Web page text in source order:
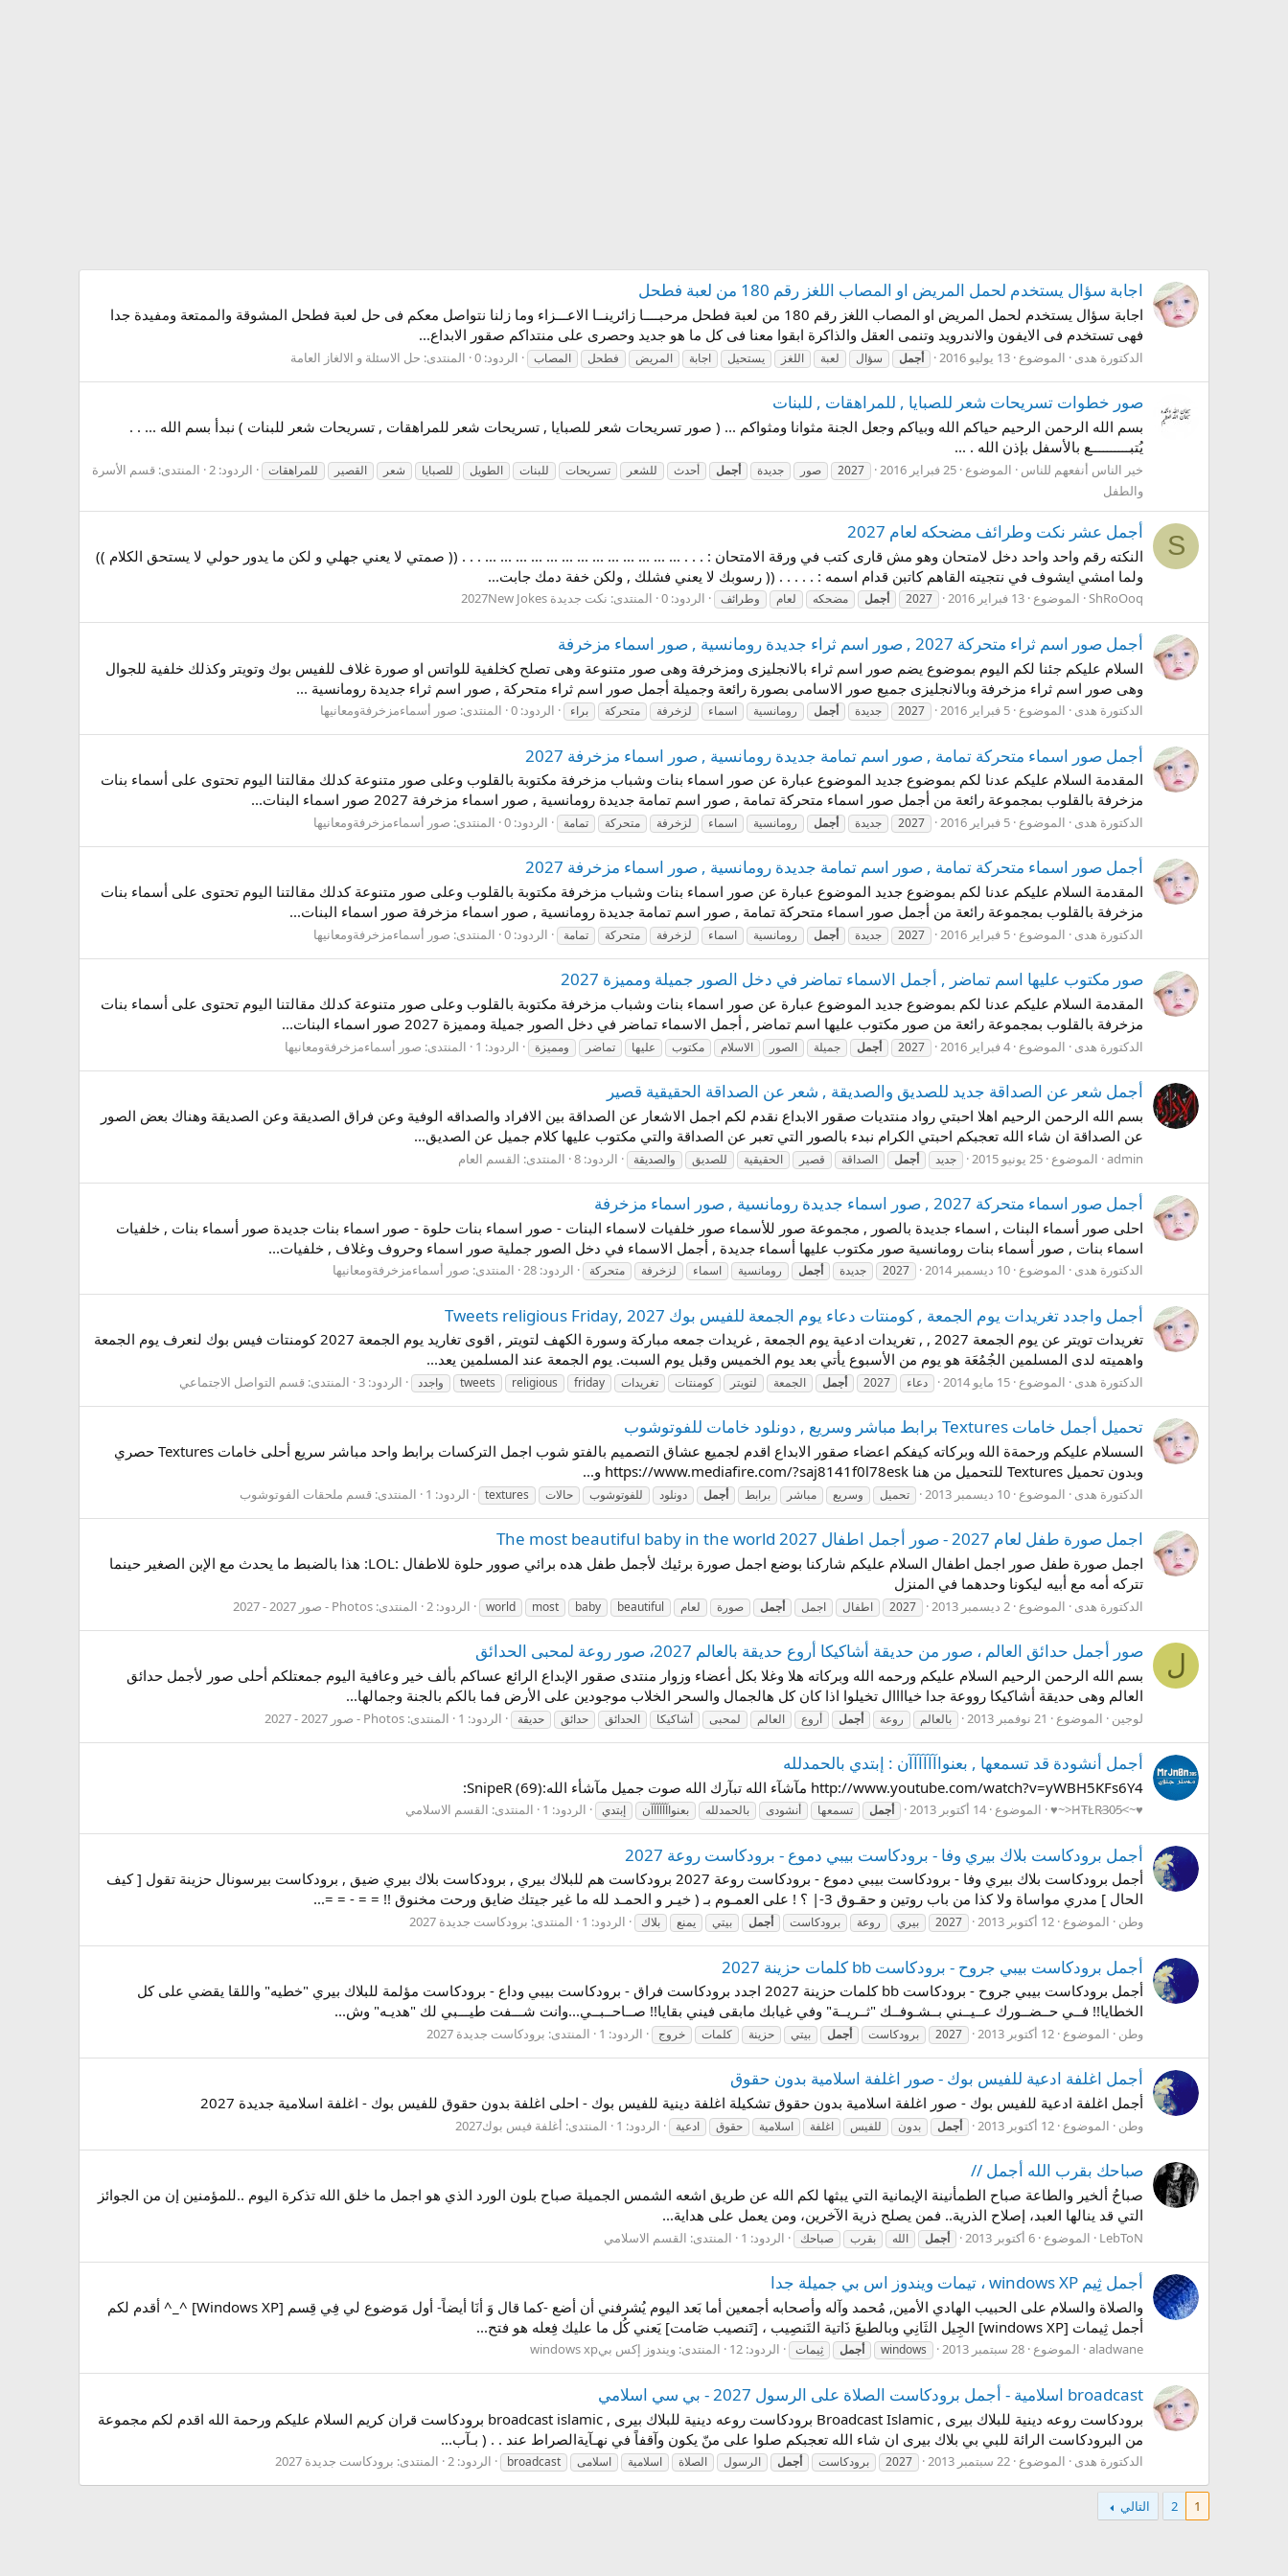
اجابة سؤال يستخدم لحمل المريض او المصاب اللغز رقم 180 من لعبة فطحل
اجابة سؤال يستخدم لحمل المريض او المصاب اللغز رقم 180 من لعبة فطحل مرحبــــا زائرينــا الاعـــزاء وما زلنا نتواصل معكم فى حل لعبة فطحل المشوقة والممتعة ومفيدة جدا
فهى تستخدم فى الايفون والاندرويد وتنمى العقل والذاكرة ابقوا معنا فى كل ما هو جديد وحصرى على منتداكم صقور الابداع...
الدكتورة هدى الموضوع 13 يوليو 2016 أجمل سؤال لعبة اللغز يستحيل اجابة المريض فطحل المصاب الردود: 0 المنتدى: حل الاسئلة و الالغاز العامة
صور خطوات تسريحات شعر للصبايا , للمراهقات , للبنات
بسم الله الرحمن الرحيم حياكم الله وبياكم وجعل الجنة مثوانا ومثواكم ... ( صور تسريحات شعر للصبايا , تسريحات شعر للمراهقات , تسريحات شعر للبنات ) نبدأ بسم الله ... . .
يُتبــــــــــع بالأسفل بإذن الله . ...
خير الناس أنفعهم للناس الموضوع 25 فبراير 2016 2027 صور جديدة أجمل أحدث للشعر تسريحات للبنات الطويل للصبايا شعر القصير للمراهقات الردود: 2 المنتدى: قسم الأسرة
والطفل
S أجمل عشر نكت وطرائف مضحكه لعام 2027
النكته رقم واحد واحد دخل لامتحان وهو مش قارى كتب في ورقة الامتحان : . . . ... ... ... ... ... ... ... ... ... ... ... ... ... . . . (( صمتي لا يعني جهلي و لكن ما يدور حولي لا يستحق الكلام ))
ولما امشي ايشوف في نتجيته القاهم كاتبن قدام اسمه : . . . . . (( رسوبك لا يعني فشلك , ولكن خفة دمك جابت...
ShRoOoq الموضوع 13 فبراير 2016 2027 أجمل مضحكه لعام وطرائف الردود: 0 المنتدى: نكت جديدة 2027New Jokes
أجمل صور اسم ثراء متحركة 2027 , صور اسم ثراء جديدة رومانسية , صور اسماء مزخرفة
السلام عليكم جئنا لكم اليوم بموضوع يضم صور اسم ثراء بالانجليزى ومزخرفة وهى صور متنوعة وهى تصلح كخلفية للواتس او صورة غلاف للفيس بوك وتويتر وكذلك خلفية للجوال
وهى صور اسم ثراء مزخرفة وبالانجليزى جميع صور الاسامى بصورة رائعة وجميلة أجمل صور اسم ثراء متحركة , صور اسم ثراء جديدة رومانسية ...
الدكتورة هدى الموضوع 5 فبراير 2016 2027 جديدة أجمل رومانسية اسماء لزخرفة متحركة براء الردود: 0 المنتدى: صور أسماءمزخرفةومعانيها
أجمل صور اسماء متحركة تمامة , صور اسم تمامة جديدة رومانسية , صور اسماء مزخرفة 2027
المقدمة السلام عليكم عدنا لكم بموضوع جديد الموضوع عبارة عن صور اسماء بنات وشباب مزخرفة مكتوبة بالقلوب وعلى صور متنوعة كدلك مقالتنا اليوم تحتوى على أسماء بنات
مزخرفة بالقلوب بمجموعة رائعة من أجمل صور اسماء متحركة تمامة , صور اسم تمامة جديدة رومانسية , صور اسماء مزخرفة 2027 صور اسماء البنات...
الدكتورة هدى الموضوع 5 فبراير 2016 2027 جديدة أجمل رومانسية اسماء لزخرفة متحركة تمامة الردود: 0 المنتدى: صور أسماءمزخرفةومعانيها
أجمل صور اسماء متحركة تمامة , صور اسم تمامة جديدة رومانسية , صور اسماء مزخرفة 2027
المقدمة السلام عليكم عدنا لكم بموضوع جديد الموضوع عبارة عن صور اسماء بنات وشباب مزخرفة مكتوبة بالقلوب وعلى صور متنوعة كدلك مقالتنا اليوم تحتوى على أسماء بنات
مزخرفة بالقلوب بمجموعة رائعة من أجمل صور اسماء متحركة تمامة , صور اسم تمامة جديدة رومانسية , صور اسماء مزخرفة صور اسماء البنات...
الدكتورة هدى الموضوع 5 فبراير 2016 2027 جديدة أجمل رومانسية اسماء لزخرفة متحركة تمامة الردود: 0 المنتدى: صور أسماءمزخرفةومعانيها
صور مكتوب عليها اسم تماضر , أجمل الاسماء تماضر في دخل الصور جميلة ومميزة 2027
المقدمة السلام عليكم عدنا لكم بموضوع جديد الموضوع عبارة عن صور اسماء بنات وشباب مزخرفة مكتوبة بالقلوب وعلى صور متنوعة كدلك مقالتنا اليوم تحتوى على أسماء بنات
مزخرفة بالقلوب بمجموعة رائعة من صور مكتوب عليها اسم تماضر , أجمل الاسماء تماضر في دخل الصور جميلة ومميزة 2027 صور اسماء البنات...
الدكتورة هدى الموضوع 4 فبراير 2016 2027 أجمل جميلة الصور الاسلام مكتوب عليها تماضر ومميزة الردود: 1 المنتدى: صور أسماءمزخرفةومعانيها
أجمل شعر عن الصداقة جديد للصديق والصديقة , شعر عن الصداقة الحقيقية قصير
بسم الله الرحمن الرحيم اهلا احبتي رواد منتديات صقور الابداع نقدم لكم اجمل الاشعار عن الصداقة بين الافراد والصداقه الوفية وعن فراق الصديقة وعن الصديقة وهناك بعض الصور
عن الصداقة ان شاء الله تعجبكم احبتي الكرام نبدء بالصور التي تعبر عن الصداقة والتي مكتوب عليها كلام جميل عن الصديق...
admin الموضوع 25 يونيو 2015 جديد أجمل الصداقة قصير الحقيقية للصديق والصديقة الردود: 8 المنتدى: القسم العام
أجمل صور اسماء متحركة 2027 , صور اسماء جديدة رومانسية , صور اسماء مزخرفة
احلى صور أسماء البنات , اسماء جديدة بالصور , مجموعة صور للأسماء صور خلفيات لاسماء البنات - صور اسماء بنات حلوة - صور اسماء بنات جديدة صور أسماء بنات , خلفيات
اسماء بنات , صور أسماء بنات رومانسية صور مكتوب عليها أسماء جديدة , أجمل الاسماء في دخل الصور جملية صور اسماء وحروف وغلاف , خلفيات...
الدكتورة هدى الموضوع 10 ديسمبر 2014 2027 جديدة أجمل رومانسية اسماء لزخرفة متحركة الردود: 28 المنتدى: صور أسماءمزخرفةومعانيها
أجمل واجدد تغريدات يوم الجمعة , كومنتات دعاء يوم الجمعة للفيس بوك 2027 ,Tweets religious Friday
تغريدات تويتر عن يوم الجمعة 2027 , , تغريدات ادعية يوم الجمعة , غريدات جمعه مباركة وسورة الكهف لتويتر , اقوى تغاريد يوم الجمعة 2027 كومنتات فيس بوك لنعرف يوم الجمعة
واهميته لدى المسلمين الجُمُعَة هو يوم من الأسبوع يأتي بعد يوم الخميس وقبل يوم السبت. يوم الجمعة عند المسلمين يعد...
الدكتورة هدى الموضوع 15 مايو 2014 دعاء 2027 أجمل الجمعة لتويتر كومنتات تغريدات friday
religious
tweets واجدد الردود: 3 المنتدى: قسم التواصل الاجتماعي
تحميل أجمل خامات Textures برابط مباشر وسريع , دونلود خامات للفوتوشوب
السسلام عليكم ورحمةة الله وبركاته كيفكم اعضاء صقور الابداع اقدم لجميع عشاق التصميم بالفتو شوب اجمل التركسات برابط واحد مباشر سريع أحلى خامات Textures حصري
وبدون تحميل Textures للتحميل من هنا https://www.mediafire.com/?saj8141f0l78esk و...
الدكتورة هدى الموضوع 10 ديسمبر 2013 تحميل وسريع مباشر برابط أجمل دونلود للفوتوشوب حالات textures الردود: 1 المنتدى: قسم ملحقات الفوتوشوب
اجمل صورة طفل لعام 2027 - صور أجمل اطفال The most beautiful baby in the world 2027
اجمل صورة طفل صور اجمل اطفال السلام عليكم شاركنا بوضع اجمل صورة برئيك لأجمل طفل هده برائي صوور حلوة للاطفال :LOL: هذا بالضبط ما يحدث مع الإبن الصغير حينما
تتركه أمه مع أبيه ليكونا وحدهما في المنزل
الدكتورة هدى الموضوع 2 ديسمبر 2013 2027 اطفال اجمل أجمل صورة لعام beautiful
baby
most
world الردود: 2 المنتدى: Photos - صور 2027 - 2027
ل صور أجمل حدائق العالم ، صور من حديقة أشاكيكا أروع حديقة بالعالم 2027، صور روعة لمحبى الحدائق
بسم الله الرحمن الرحيم السلام عليكم ورحمه الله وبركاته هلا وغلا بكل أعضاء وزوار منتدى صقور الإبداع الرائع عساكم بألف خير وعافية اليوم جمعتلكم أحلى صور لأجمل حدائق
العالم وهى حديقة أشاكيكا رووعة جدا خياااال تخيلوا اذا كان كل هالجمال والسحر الخلاب موجودين على الأرض فما بالكم بالجنة وجمالها...
لوجين الموضوع 21 نوفمبر 2013 بالعالم روعة أجمل أروع العالم لمحبى أشاكيكا الحدائق حدائق حديقة الردود: 1 المنتدى: Photos - صور 2027 - 2027
أجمل أنشودة قد تسمعها , بعنواآآآآآآن : إبتدي بالحمدلله
http://www.youtube.com/watch?v=yWBH5KFs6Y4 مآشآء الله تبآرك الله صوت جميل مآشأء الله:SnipeR (69):
♥~>H̷T̷L̷R̷3̷0̷5̷<~♥ الموضوع 14 أكتوبر 2013 أجمل تسمعها أنشودى بالحمدلله بعنواآآآآآآن إبتدي الردود: 1 المنتدى: القسم الاسلامي
أجمل برودكاست بلاك بيري وفا - برودكاست بيبي دموع - برودكاست روعة 2027
أجمل برودكاست بلاك بيري وفا - برودكاست بيبي دموع - برودكاست روعة 2027 برودكاست هم للبلاك بيري , برودكاست بلاك بيري ضيق , برودكاست بيرسونال حزينة تقول [ كيف
الحال ] مدري مواساة ولا كذا من باب روتين و حقـوق 3-| ؟ ! على العمـوم بـ ( خيـر و الحمـد لله ما غير جيتك ضايق ورحت مخنوق !! = = - = =...
وطن الموضوع 12 أكتوبر 2013 2027 بيري روعة برودكاست أجمل بيتي يمنع بلاك الردود: 1 المنتدى: برودكاست جديدة 2027
أجمل برودكاست بيبي جروح - برودكاست bb كلمات حزينة 2027
أجمل برودكاست بيبي جروح - برودكاست bb كلمات حزينة 2027 اجدد برودكاست فراق - برودكاست بيبي وداع - برودكاست مؤلمة للبلاك بيري "خطيه" واللقا يقضي على كل
الخطايا!! فــي حــضــورك عــيــني بــشـوفــك "ثــريــة" وفي غيابك مابقى فيني بقايا!! صــاحــبــي...وانت شـــفت طيـــبي لك "هديـه" وش...
وطن الموضوع 12 أكتوبر 2013 2027 برودكاست أجمل بيتي حزينة كلمات خروج الردود: 1 المنتدى: برودكاست جديدة 2027
أجمل اغلفة ادعية للفيس بوك - صور اغلفة اسلامية بدون حقوق
أجمل اغلفة ادعية للفيس بوك - صور اغلفة اسلامية بدون حقوق تشكيلة اغلفة دينية للفيس بوك - احلى اغلفة بدون حقوق للفيس بوك - اغلفة اسلامية جديدة 2027
وطن الموضوع 12 أكتوبر 2013 أجمل بدون للفيس اغلفة اسلامية حقوق ادعية الردود: 1 المنتدى: أغلفة فيس بوك2027
صباحك بقرب الله أجمل //
صباحُ ألخير والطاعة صباح الطمأنينة الإيمانية التي يبثها لكم الله عن طريق اشعه الشمس الجميلة صباح بلون الورد الذي هو اجمل ما خلق الله تذكرة اليوم ..للمؤمنين إن من الجوائز
التي قد ينالها العبد، إصلاح الذرية.. فمن يصلح ذرية الآخرين، ومن يعمل على هداية...
LebToN الموضوع 6 أكتوبر 2013 أجمل الله بقرب صباحك الردود: 1 المنتدى: القسم الاسلامي
أجمل ثِيم windows XP ، تيمات ويندوز اس بي جميلة جدا
والصلاة والسلام على الحبيب الهادي الأمين, مُحمد وآله وأصحابه أجمعين أما بَعد اليوم يُشرفني أن أضع -كما قال وَ أنَا أيضاً- أول مَوضوع لي فِي قِسم [Windows XP] ^_^ أقدم لكم
أجمل ثِيمات [windows XP] الجِيل الثَانِي وبالطبعَ ذَاتية التَنصِيب ، [تَنصيب صَامت] يَعني كُل ما عليك فِعله هو فتح...
aladwane الموضوع 28 سبتمبر 2013 windows أجمل ثِيمات الردود: 12 المنتدى: ويندوز إكس بيwindows xp
broadcast اسلامية - أجمل برودكاست الصلاة على الرسول 2027 - بي سي اسلامي
برودكاست روعه دينية للبلاك بيرى , Broadcast Islamic برودكاست روعه دينية للبلاك بيرى , broadcast islamic برودكاست قران كريم السلام عليكم ورحمة الله اقدم لكم مجموعة
من البرودكاست الرائة للبي بي بلاك بيرى ان شاء الله تعجبكم صلوا على منّ يكون وآقفاً في نهـآيةالصراط عند . . ( بـآب...
الدكتورة هدى الموضوع 22 سبتمبر 2013 2027 برودكاست أجمل الرسول الصلاة اسلامية اسلامى broadcast الردود: 2 المنتدى: برودكاست جديدة 2027
1
2 التالي